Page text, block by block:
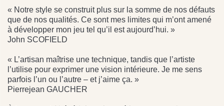
« Notre style se construit plus sur la somme de nos défauts
que de nos qualités. Ce sont mes limites qui m’ont amené
à développer mon jeu tel qu’il est aujourd’hui. »
John SCOFIELD
« L’artisan maîtrise une technique, tandis que l’artiste
l’utilise pour exprimer une vision intérieure. Je me sens
parfois l’un ou l’autre – et j’aime ça. »
Pierrejean GAUCHER